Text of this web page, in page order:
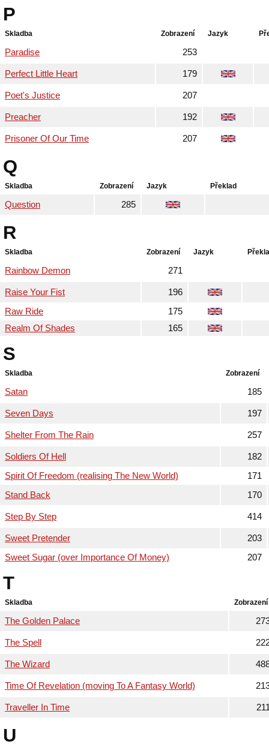
P
Skladba Zobrazení Jazyk
Paradise 253
Perfect Little Heart 179
Poet's Justice 207
Preacher 192
Prisoner Of Our Time 207
Q
Skladba Zobrazení Jazyk Překlad
Question 285
R
Skladba Zobrazení Jazyk
Rainbow Demon 271
Raise Your Fist
196
Raw Ride
175
Realm Of Shades
165
S
Skladba Zobrazení
Satan 185
Seven Days 197
Shelter From The Rain 257
Soldiers Of Hell
182
Spirit Of Freedom (realising The New World)
171
Stand Back
170
Step By Step 414
Sweet Pretender
203
Sweet Sugar (over Importance Of Money)
207
T
Skladba Zobrazení
The Golden Palace
The Spell
The Wizard
Time Of Revelation (moving To A Fantasy World)
Traveller In Time
U